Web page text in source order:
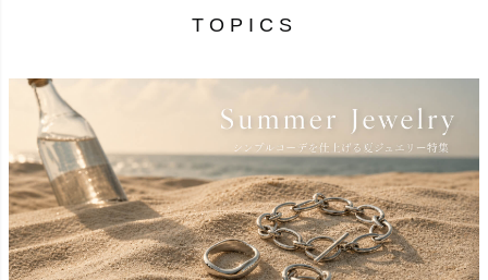
TOPICS